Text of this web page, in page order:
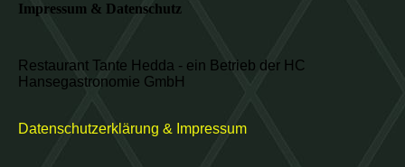
Impressum & Datenschutz
Restaurant Tante Hedda - ein Betrieb der HC
Hansegastronomie GmbH
Datenschutzerklärung & Impressum